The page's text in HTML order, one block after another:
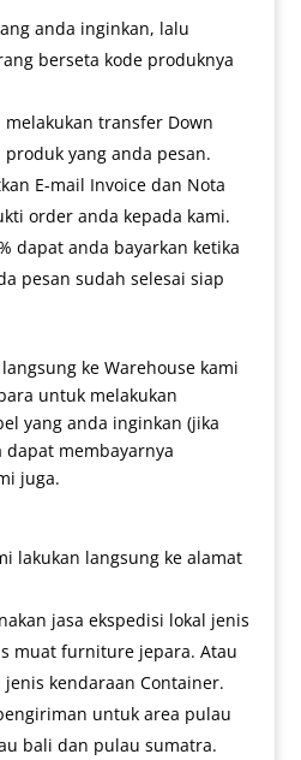
anda inginkan, lalu
berseta kode produknya
transfer Down
yang anda pesan.
E-mail Invoice dan Nota
order anda kepada kami.
dapat anda bayarkan ketika
pesan sudah selesai siap
ke Warehouse kami
untuk melakukan
yang anda inginkan (jika
dapat membayarnya
juga.
lakukan langsung ke alamat
jasa ekspedisi lokal jenis
muat furniture jepara. Atau
kendaraan Container.
untuk area pulau
bali dan pulau sumatra.